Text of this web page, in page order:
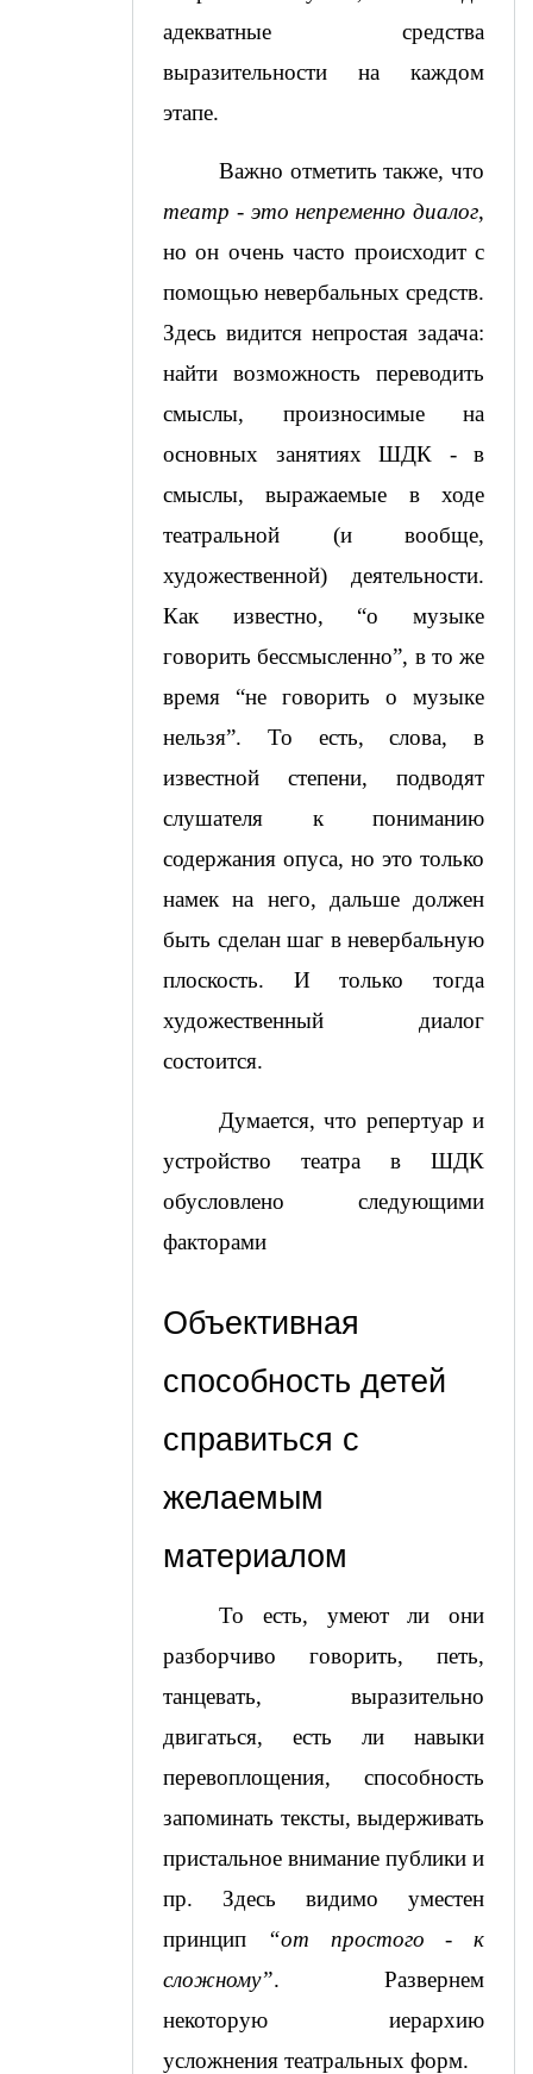
адекватные средства
выразительности на каждом
этапе.
театр - это непременно диалог,
но он очень часто происходит с
помощью невербальных средств.
Здесь видится непростая задача:
найти возможность переводить
смыслы, произносимые на
основных занятиях ШДК - в
смыслы, выражаемые в ходе
театральной (и вообще,
художественной) деятельности.
Как известно, “о музыке
говорить бессмысленно”, в то же
время “не говорить о музыке
нельзя”. То есть, слова, в
известной степени, подводят
слушателя к пониманию
содержания опуса, но это только
намек на него, дальше должен
быть сделан шаг в невербальную
плоскость. И только тогда
художественный диалог
состоится.
Думается, что репертуар и
устройство театра в ШДК
обусловлено следующими
факторами
Объективная
способность детей
справиться с
желаемым
материалом
То есть, умеют ли они
разборчиво говорить, петь,
танцевать, выразительно
двигаться, есть ли навыки
перевоплощения, способность
запоминать тексты, выдерживать
пристальное внимание публики и
пр. Здесь видимо уместен
принцип
“от простого - к
сложному”. Развернем
некоторую иерархию
усложнения театральных форм.